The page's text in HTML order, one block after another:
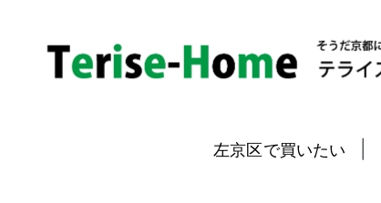
左京区で買いたい